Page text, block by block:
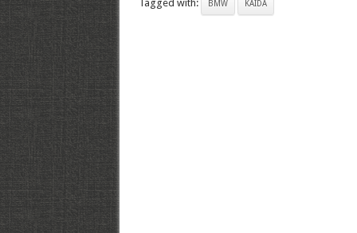
Tagged with: BMW KAIDA